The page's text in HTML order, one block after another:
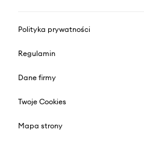
Polityka prywatności
Regulamin
Dane firmy
Twoje Cookies
Mapa strony